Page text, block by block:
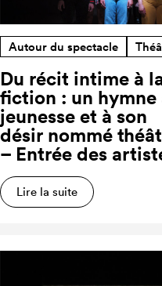
Autour du spectacle
Du récit intime à
fiction : un hymne
jeunesse et à son
désir nommé
– Entrée des
Lire la suite